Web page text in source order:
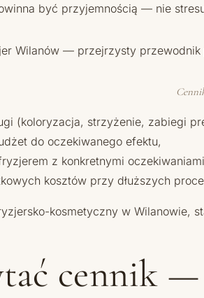
być przyjemnością — nie
(koloryzacja, strzyżenie, zabiegi
do oczekiwanego efektu,
z konkretnymi
kosztów przy dłuższych
kosmetyczny w Wilanowie,
cennik